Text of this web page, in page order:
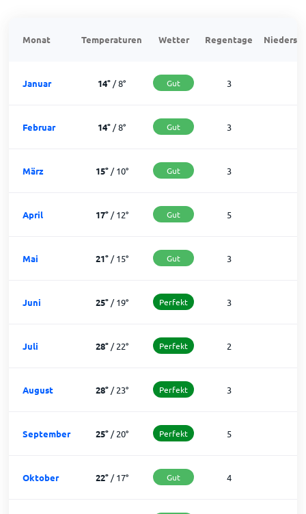
Monat Temperaturen Wetter Regentage
Januar 14° /8° Gut 3
Februar 14° /8° Gut 3
März 15°/10° Gut 3
April 17°/12° Gut 5
Mai 21°/15° Gut 3
Juni 25°/19° Perfekt 3
Juli 28°/22° Perfekt 2
August 28°/23° Perfekt 3
September 25°/20° Perfekt 5
Oktober 22°/17° Gut 4